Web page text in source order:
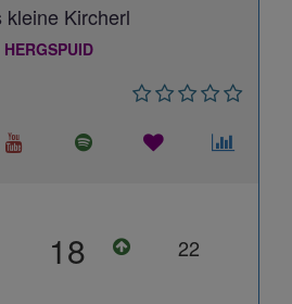
kleine Kircherl
HERGSPUID
18 22